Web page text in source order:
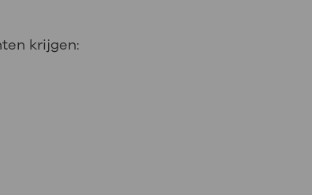
krijgen: